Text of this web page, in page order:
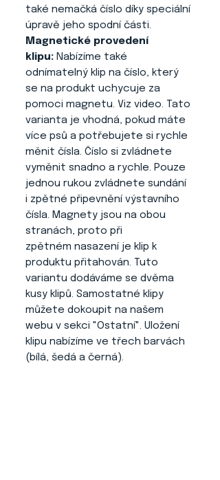
také nemačká číslo díky speciální
úpravě jeho spodní části.
Magnetické provedení
klipu: Nabízíme také
odnímatelný klip na číslo, který
se na produkt uchycuje za
pomoci magnetu. Viz video. Tato
varianta je vhodná, pokud máte
více psů a potřebujete si rychle
měnit čísla. Číslo si zvládnete
vyměnit snadno a rychle. Pouze
jednou rukou zvládnete sundání
i zpětné připevnění výstavního
čísla. Magnety jsou na obou
stranách, proto při
zpětném nasazení je klip k
produktu přitahován. Tuto
variantu dodáváme se dvěma
kusy klipů. Samostatné klipy
můžete dokoupit na našem
webu v sekci "Ostatní". Uložení
klipu nabízíme ve třech barvách
(bílá, šedá a černá).